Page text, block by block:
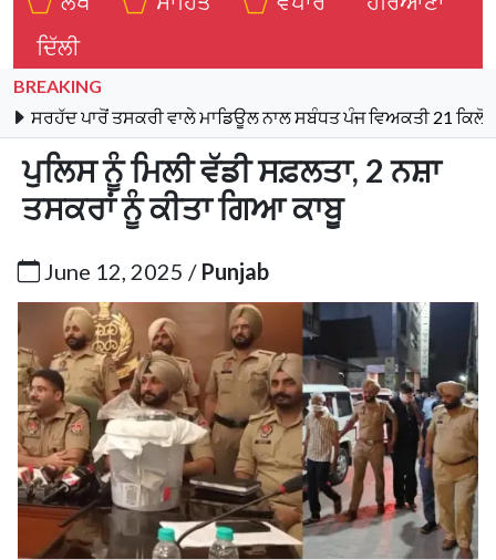
ਦਿੱਲੀ
BREAKING
ਤਸਕਰੀ ਵਾਲੇ ਮਾਡਿਊਲ ਨਾਲ ਸਬੰਧਤ ਪੰਜ ਵਿਅਕਤੀ 21 ਕਿਲੋ ਹੈਰੋਇਨ,
ਪੁਲਿਸ ਨੂੰ ਮਿਲੀ ਵੱਡੀ ਸਫ਼ਲਤਾ, 2 ਨਸ਼ਾ
ਤਸਕਰਾਂ ਨੂੰ ਕੀਤਾ ਗਿਆ ਕਾਬੂ
June 12, 2025 / Punjab